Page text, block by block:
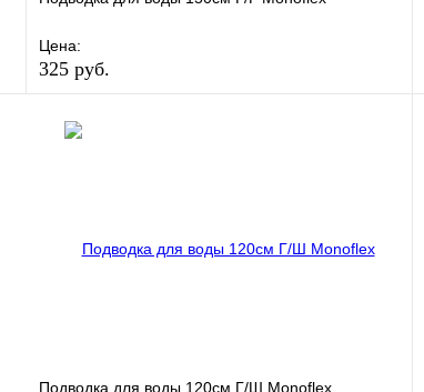
Цена:
325 руб.
Купить в 1 клик
Подводка для воды 120см Г/Ш Monoflex